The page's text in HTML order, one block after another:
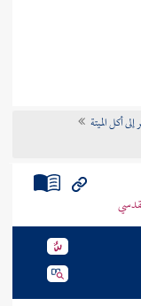
أكل الميتة